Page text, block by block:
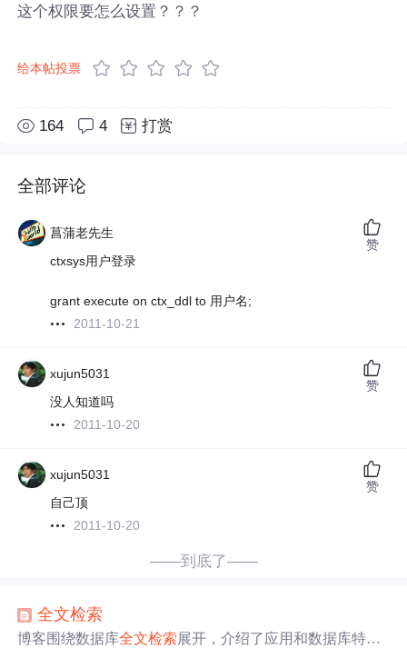
这个权限要怎么设置？？？
给本帖投票
164 4 打赏
全部评论
菖蒲老先生
ctxsys用户登录
grant execute on ctx_ddl to 用户名;
2011-10-21
赞
xujun5031
没人知道吗
2011-10-20
赞
xujun5031
自己顶
2011-10-20
赞
——到底了——
全文检索
博客围绕数据库全文检索展开，介绍了应用和数据库特